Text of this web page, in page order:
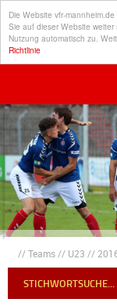
Die Website vfr-
Sie auf dieser Website
Nutzung automatisch zu.
Richtlinie
//Teams // U23 //